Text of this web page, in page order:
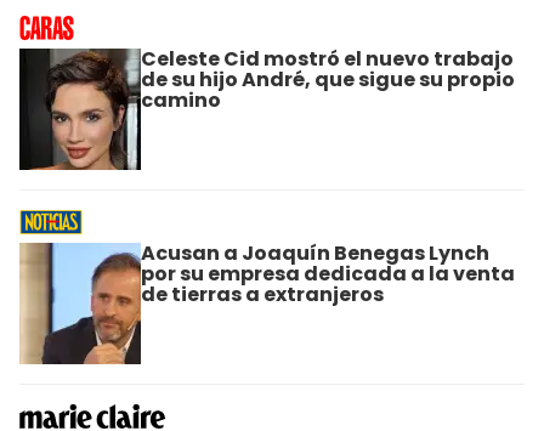
Celeste Cid mostró el nuevo trabajo
de su hijo André, que sigue su propio
camino
Acusan a Joaquín Benegas Lynch
por su empresa dedicada a la venta
de tierras a extranjeros